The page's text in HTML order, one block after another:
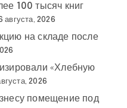
100 тысяч книг
августа, 2026
на складе после
«Хлебную
2026
помещение под